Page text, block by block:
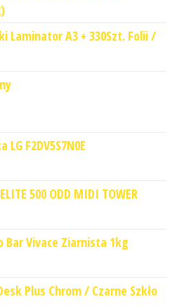
Laminator A3 + 330Szt. Folii /
F2DV5S7N0E
500 ODD MIDI TOWER
Bar Vivace Ziarnista 1kg
Plus Chrom / Czarne Szkło